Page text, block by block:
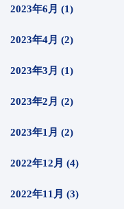
2023年6月 (1)
2023年4月 (2)
2023年3月 (1)
2023年2月 (2)
2023年1月 (2)
2022年12月 (4)
2022年11月 (3)